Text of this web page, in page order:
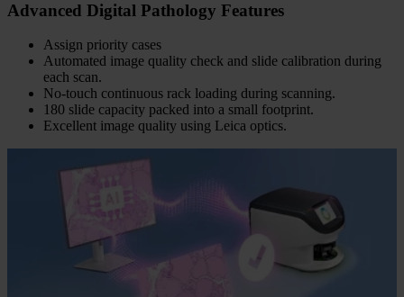
Advanced Digital Pathology Features
Assign priority cases
Automated image quality check and slide calibration during
each scan.
No-touch continuous rack loading during scanning.
180 slide capacity packed into a small footprint.
Excellent image quality using Leica optics.